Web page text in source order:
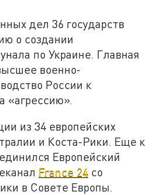
дел 36 государств
о создании
по Украине. Главная
военно-
России к
«агрессию».
из 34 европейских
и Коста-Рики. Еще к
Европейский
France 24 со
в Совете Европы.